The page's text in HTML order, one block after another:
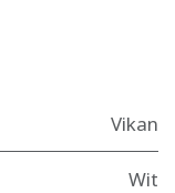
Vikan
Wit